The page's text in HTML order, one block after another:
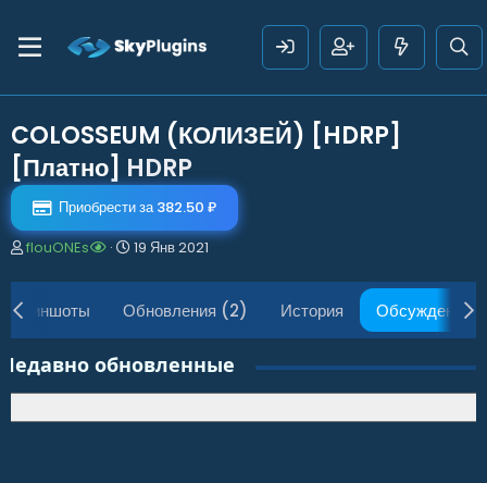
COLOSSEUM (КОЛИЗЕЙ) [HDRP]
[Платно] HDRP
Приобрести за 382.50 ₽
А
т
т
е
flouONEs
Д
т
а
а
ч
а
19 Янв 2021
Скриншоты Обновления (2) История Обсуждение
Недавно обновленные